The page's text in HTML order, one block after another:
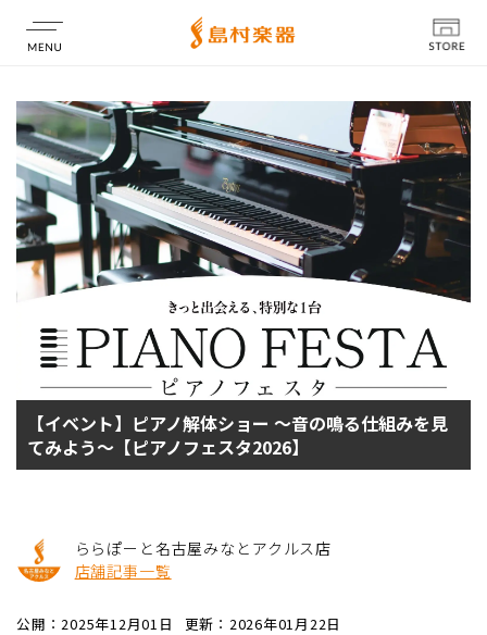
店舗情報
【イベント】ピアノ解体ショー ～音の鳴る仕組みを見
てみよう～【ピアノフェスタ2026】
ららぽーと名古屋みなとアクルス店
店舗記事一覧
公開：2025年12月01日 更新：2026年01月22日